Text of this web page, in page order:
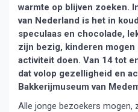
warmte op blijven zoeken.
van Nederland is het in
speculaas en chocolade,
zijn bezig, kinderen
activiteit doen. Van 14 tot
dat volop gezelligheid en
Bakkerijmuseum van
Alle jonge bezoekers mogen,